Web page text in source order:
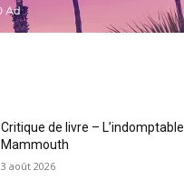
Critique de livre – L’indomptable
Mammouth
3 août 2026